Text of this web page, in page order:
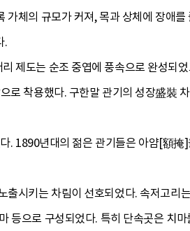
체의 규모가 커져, 목과 상체에 장애를
.
제도는 순조 중엽에 풍속으로 완성되
로 착용했다. 구한말 관기의 성장盛裝
. 1890년대의 젊은 관기들은 아얌[額掩
시키는 차림이 선호되었다. 속저고리
등으로 구성되었다. 특히 단속곳은 치마